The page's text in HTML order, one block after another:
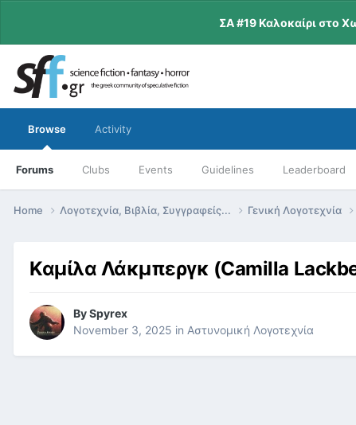
ΣΑ #19 Καλοκαίρι στο
Browse
Forums Clubs Events Guidelines Leaderboard
Activity
Home Λογοτεχνία, Βιβλία, Συγγραφείς... Γενική Λογοτεχνία
Καμίλα Λάκμπεργκ (Camilla
BySpyrex
November 3, 2025 in Αστυνομική Λογοτεχνία